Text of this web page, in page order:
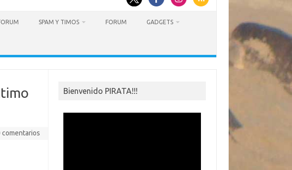
SPAM Y TIMOS FORUM GADGETS
comentarios
Bienvenido PIRATA!!!